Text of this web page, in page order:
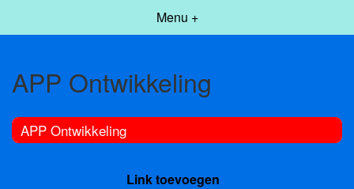
Menu +
APP Ontwikkeling
APP Ontwikkeling
Link toevoegen